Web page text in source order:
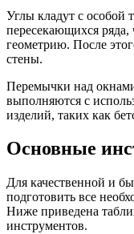
Углы кладут с особой
пересекающихся
геометрию. После
стены.
Перемычки над
выполняются с
изделий, таких как
Основные
Для качественной и
подготовить все
Ниже приведена
инструментов.